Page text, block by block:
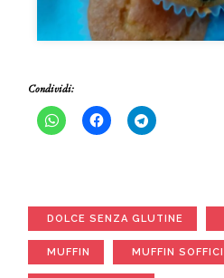
Condividi:
DOLCE SENZA GLUTINE
MUFFIN MUFFIN SOFFICI